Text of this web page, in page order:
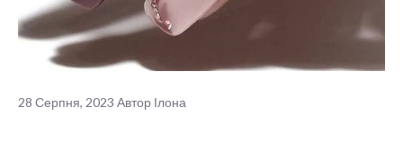
28 Серпня, 2023 Автор Ілона